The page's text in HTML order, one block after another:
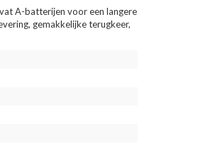
A-batterijen voor een langere
gemakkelijke terugkeer,